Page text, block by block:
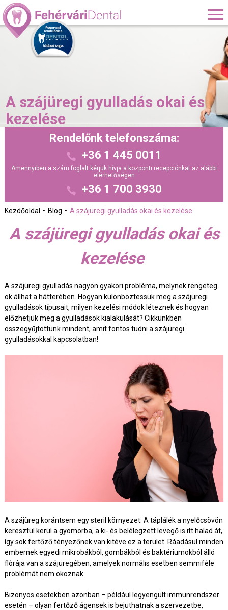
A szájüregi gyulladás okai és
kezelése
Rendelőnk telefonszáma:
+36 1 445 0011
Amennyiben a szám foglalt kérjük hívja a központi recepciónkat az alábbi
elérhetőségen
+36 1 700 3930
Kezdőoldal Blog A szájüregi gyulladás okai és kezelése
A szájüregi gyulladás okai és
kezelése
A szájüregi gyulladás nagyon gyakori probléma, melynek rengeteg
ok állhat a hátterében. Hogyan különböztessük meg a szájüregi
gyulladások típusait, milyen kezelési módok léteznek és hogyan
előzhetjük meg a gyulladások kialakulását? Cikkünkben
összegyűjtöttünk mindent, amit fontos tudni a szájüregi
gyulladásokkal kapcsolatban!
A szájüreg korántsem egy steril környezet. A táplálék a nyelőcsövön
keresztül kerül a gyomorba, a ki- és belélegzett levegő is itt halad át,
így sok fertőző tényezőnek van kitéve ez a terület. Ráadásul minden
embernek egyedi mikrobákból, gombákból és baktériumokból álló
flórája van a szájüregében, amelyek normális esetben semmiféle
problémát nem okoznak.
Bizonyos esetekben azonban – például legyengült immunrendszer
esetén – olyan fertőző ágensek is bejuthatnak a szervezetbe,